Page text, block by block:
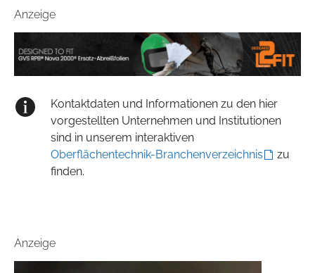
Anzeige
Kontaktdaten und Informationen zu den hier
vorgestellten Unternehmen und Institutionen
sind in unserem interaktiven
Oberflächentechnik-Branchenverzeichnis
zu
finden.
Anzeige